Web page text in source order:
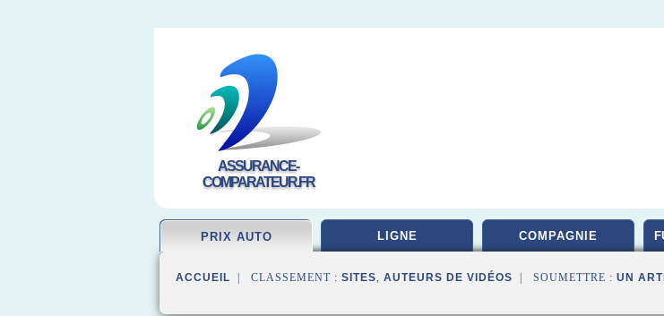
ASSURANCE-
COMPARATEUR.FR
PRIX AUTO LIGNE COMPAGNIE
ACCUEIL | CLASSEMENT : SITES, AUTEURS DE VIDÉOS | SOUMETTRE : UN